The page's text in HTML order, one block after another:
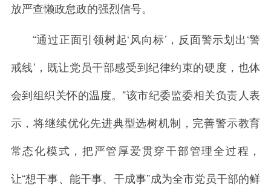
放严查懒政怠政的强烈信号。
“通过正面引领树起‘风向标’，反面警示划出‘警
戒线’，既让党员干部感受到纪律约束的硬度，也体
会到组织关怀的温度。”该市纪委监委相关负责人表
示，将继续优化先进典型选树机制，完善警示教育
常态化模式，把严管厚爱贯穿干部管理全过程，
让“想干事、能干事、干成事”成为全市党员干部的鲜